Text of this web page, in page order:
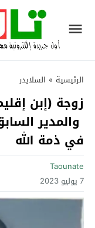
الرئيسية » السلايدر
زوجة (إبن
في ذمة الله
Taounate
7 يوليو 2023